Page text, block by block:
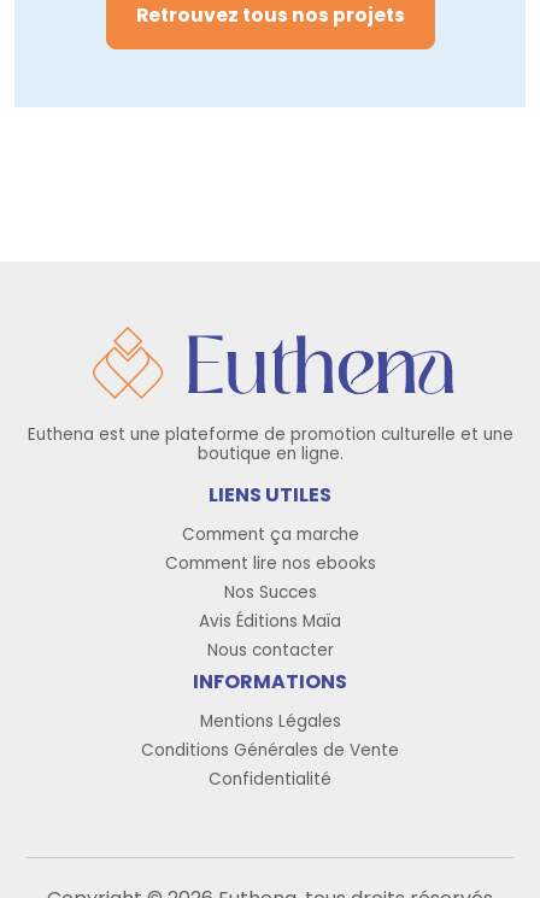
Retrouvez tous nos projets
Euthena est une plateforme de promotion culturelle et une
boutique en ligne.
LIENS UTILES
Comment ça marche
Comment lire nos ebooks
Nos Succes
Avis Éditions Maïa
Nous contacter
INFORMATIONS
Mentions Légales
Conditions Générales de Vente
Confidentialité